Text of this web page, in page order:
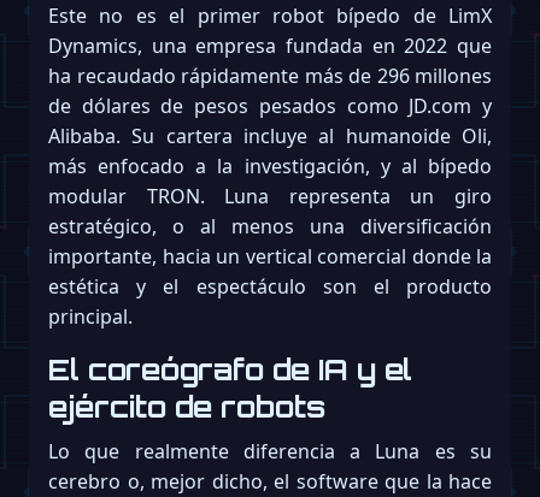
Este no es el primer robot bípedo de LimX
Dynamics, una empresa fundada en 2022 que
ha recaudado rápidamente más de 296 millones
de dólares de pesos pesados como JD.com y
Alibaba. Su cartera incluye al humanoide Oli,
más enfocado a la investigación, y al bípedo
modular TRON. Luna representa un giro
estratégico, o al menos una diversificación
importante, hacia un vertical comercial donde la
estética y el espectáculo son el producto
principal.
El coreógrafo de IA y el
ejército de robots
Lo que realmente diferencia a Luna es su
cerebro o, mejor dicho, el software que la hace